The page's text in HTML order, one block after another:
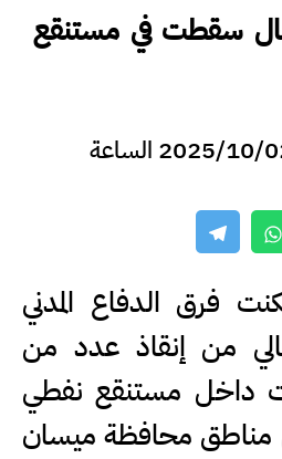
سقطت في مستنقع
مدار الساعة ـ نشر في 2025/10/02 الساعة
فرق الدفاع المدني
من إنقاذ عدد من
داخل مستنقع نفطي
محافظة ميسان